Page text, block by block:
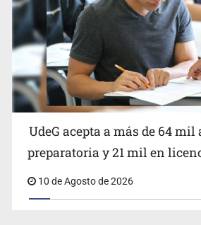
UdeG acepta a más de 64
preparatoria y 21 mil en
10 de Agosto de 2026